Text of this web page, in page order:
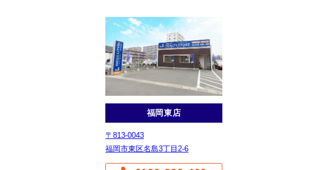
福岡東店
〒813-0043
福岡市東区名島3丁目2-6